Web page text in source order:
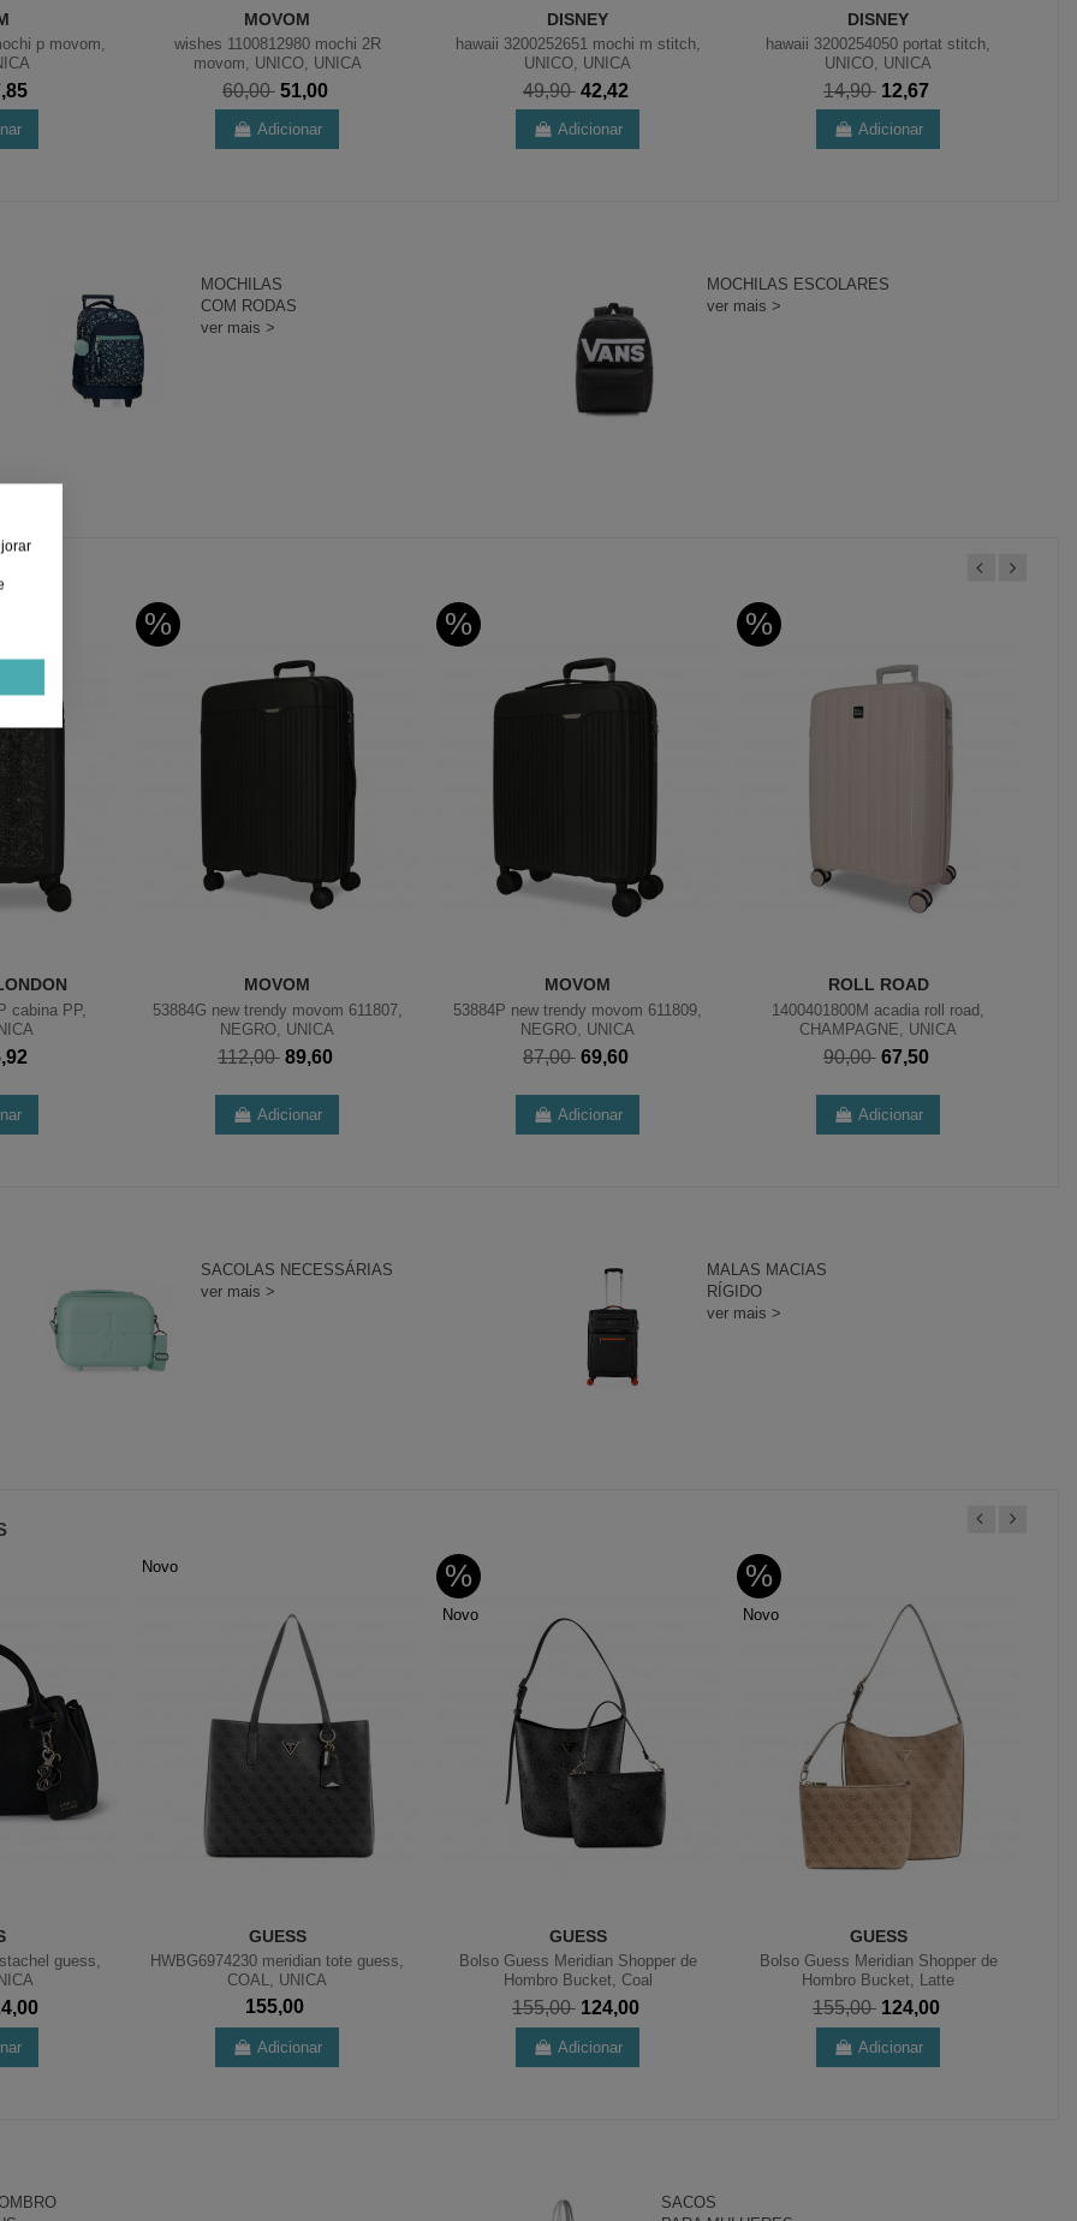
p movom,
MOVOM
wishes 1100812980 mochi 2R
movom, UNICO, UNICA
60,00 51,00
Adicionar
DISNEY
hawaii 3200252651 mochi m stitch,
UNICO, UNICA
49,90 42,42
Adicionar
DISNEY
hawaii 3200254050 portat stitch,
UNICO, UNICA
14,90 12,67
Adicionar
MOCHILAS
COM RODAS
ver mais >
MOCHILAS ESCOLARES
ver mais >
cabina PP,
%
MOVOM
53884G new trendy movom 611807,
NEGRO, UNICA
112,00 89,60
Adicionar
%
MOVOM
53884P new trendy movom 611809,
NEGRO, UNICA
87,00 69,60
Adicionar
%
ROLL ROAD
1400401800M acadia roll road,
CHAMPAGNE, UNICA
90,00 67,50
Adicionar
SACOLAS NECESSÁRIAS
ver mais >
MALAS MACIAS
RÍGIDO
ver mais >
guess,
Novo
GUESS
HWBG6974230 meridian tote guess,
COAL, UNICA
155,00
Adicionar
%
Novo
GUESS
Bolso Guess Meridian Shopper de
Hombro Bucket, Coal
155,00 124,00
Adicionar
%
Novo
GUESS
Bolso Guess Meridian Shopper de
Hombro Bucket, Latte
155,00 124,00
Adicionar
SACOS